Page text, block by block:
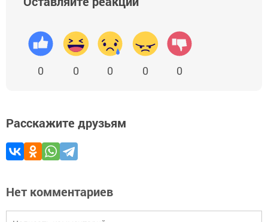
0 0 0 0 0
Расскажите друзьям
Нет комментариев